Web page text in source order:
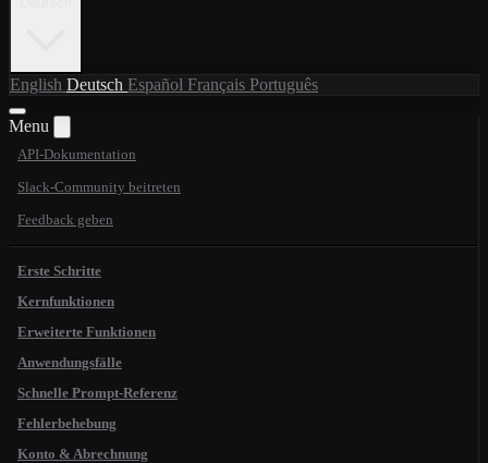
English Deutsch Español Français Português
Menu
API-Dokumentation
Slack-Community beitreten
Feedback geben
Erste Schritte
Kernfunktionen
Erweiterte Funktionen
Anwendungsfälle
Schnelle Prompt-Referenz
Fehlerbehebung
Konto & Abrechnung